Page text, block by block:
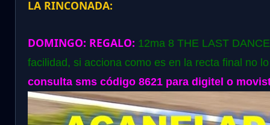
LA RINCONADA:
DOMINGO: REGALO: 12ma 8 THE LAST
facilidad, si acciona como es en la recta final no
consulta sms código 8621 para digitel o